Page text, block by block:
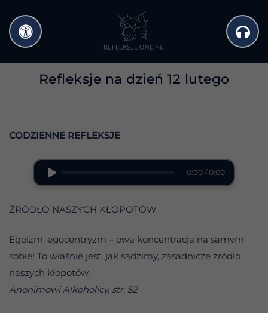
do
treści
Refleksje na dzień 12 lutego
CODZIENNE REFLEKSJE
0:00 / 0:00
ŹRÓDŁO NASZYCH KŁOPOTÓW
Egoizm, egocentryzm – owa koncentracja na samym
sobie! To właśnie jest, jak sadzimy, zasadnicze źródło
naszych kłopotów.
Anonimowi Alkoholicy, str. 52